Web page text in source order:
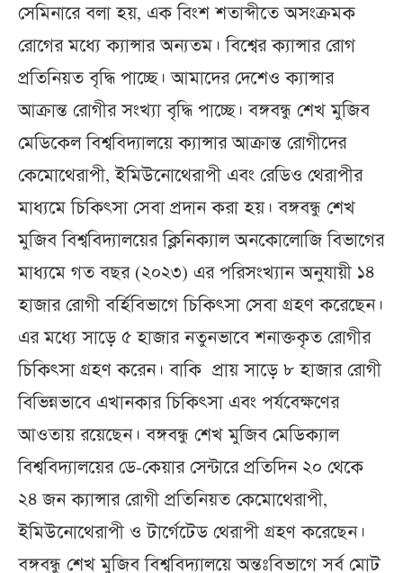
সেমিনারে বলা হয়, এক বিংশ শতাব্দীতে অসংক্রমক
রোগের মধ্যে ক্যান্সার অন্যতম। বিশ্বের ক্যান্সার রোগ
প্রতিনিয়ত বৃদ্ধি পাচ্ছে। আমাদের দেশেও ক্যান্সার
আক্রান্ত রোগীর সংখ্যা বৃদ্ধি পাচ্ছে। বঙ্গবন্ধু শেখ মুজিব
মেডিকেল বিশ্ববিদ্যালয়ে ক্যান্সার আক্রান্ত রোগীদের
কেমোথেরাপী, ইমিউনোথেরাপী এবং রেডিও থেরাপীর
মাধ্যমে চিকিৎসা সেবা প্রদান করা হয়। বঙ্গবন্ধু শেখ
মুজিব বিশ্ববিদ্যালয়ের ক্লিনিক্যাল অনকোলোজি বিভাগের
মাধ্যমে গত বছর (২০২৩) এর পরিসংখ্যান অনুযায়ী ১৪
হাজার রোগী বর্হিবিভাগে চিকিৎসা সেবা গ্রহণ করেছেন।
এর মধ্যে সাড়ে ৫ হাজার নতুনভাবে শনাক্তকৃত রোগীর
চিকিৎসা গ্রহণ করেন। বাকি প্রায় সাড়ে ৮ হাজার রোগী
বিভিন্নভাবে এখানকার চিকিৎসা এবং পর্যবেক্ষণের
আওতায় রয়েছেন। বঙ্গবন্ধু শেখ মুজিব মেডিক্যাল
বিশ্ববিদ্যালয়ের ডে-কেয়ার সেন্টারে প্রতিদিন ২০ থেকে
২৪ জন ক্যান্সার রোগী প্রতিনিয়ত কেমোথেরাপী,
ইমিউনোথেরাপী ও টার্গেটেড থেরাপী গ্রহণ করেছেন।
বঙ্গবন্ধু শেখ মুজিব বিশ্ববিদ্যালয়ে অন্তঃবিভাগে সর্ব মোট